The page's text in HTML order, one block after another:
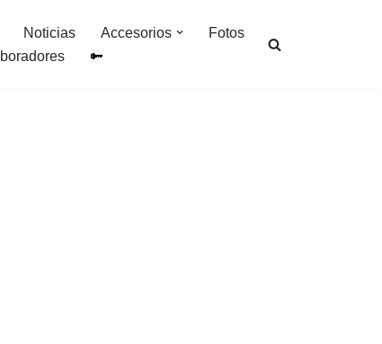
Noticias Accesorios
Fotos